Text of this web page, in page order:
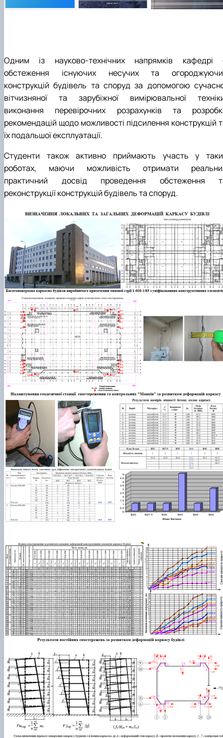
Одним із науково-технічних напрямків кафедрі
обстеження існуючих несучих та
конструкцій будівель та споруд за допомогою
вітчизняної та зарубіжної вимірювальної
виконання перевірочних розрахунків та
рекомендацій щодо можливості підсилення конструкцій
їх подальшої експлуатації.
Студенти також активно приймають участь у
роботах, маючи можливість отримати
практичний досвід проведення обстеження
реконструкції конструкцій будівель та споруд.